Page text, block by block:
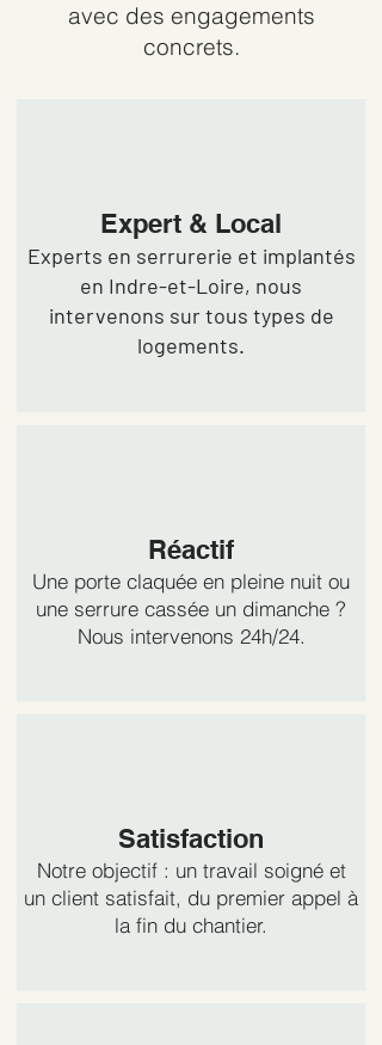
avec des engagements
concrets.
Expert & Local
Experts en serrurerie et implantés
en Indre-et-Loire, nous
intervenons sur tous types de
logements.
Réactif
Une porte claquée en pleine nuit ou
une serrure cassée un dimanche ?
Nous intervenons 24h/24.
Satisfaction
Notre objectif : un travail soigné et
un client satisfait, du premier appel à
la fin du chantier.